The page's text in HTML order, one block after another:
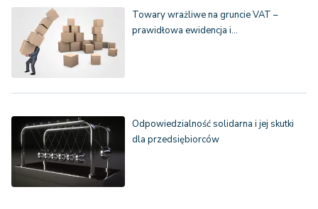
Towary wrażliwe na gruncie VAT –
prawidłowa ewidencja i…
Odpowiedzialność solidarna i jej skutki
dla przedsiębiorców